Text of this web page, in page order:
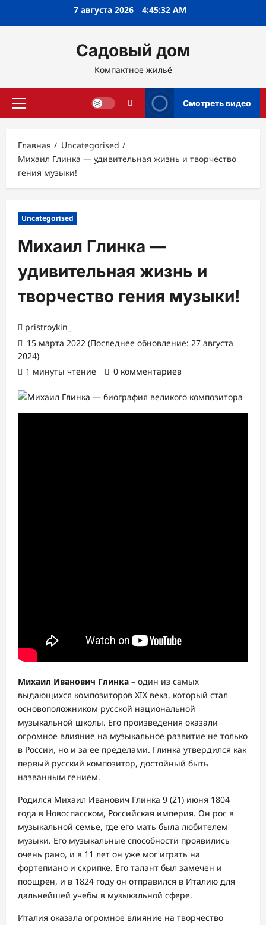
7 августа 2026 4:45:33 AM
Садовый дом
Компактное жильё
Основное
Смотреть видео
Главная
Uncategorised
Михаил Глинка — удивительная жизнь и творчество
гения музыки!
Uncategorised
Михаил Глинка —
удивительная жизнь и
творчество гения музыки!
pristroykin_
15 марта 2022 (Последнее обновление: 27 августа
2024)
1 минуты чтение
0 комментариев
Михаил Иванович Глинка – один из самых
выдающихся композиторов XIX века, который стал
основоположником русской национальной
музыкальной школы. Его произведения оказали
огромное влияние на музыкальное развитие не только
в России, но и за ее пределами. Глинка утвердился как
первый русский композитор, достойный быть
названным гением.
Родился Михаил Иванович Глинка 9 (21) июня 1804
года в Новоспасском, Российская империя. Он рос в
музыкальной семье, где его мать была любителем
музыки. Его музыкальные способности проявились
очень рано, и в 11 лет он уже мог играть на
фортепиано и скрипке. Его талант был замечен и
поощрен, и в 1824 году он отправился в Италию для
дальнейшей учебы в музыкальной сфере.
Италия оказала огромное влияние на творчество